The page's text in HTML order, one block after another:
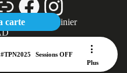
carteFacebook
Instagram
Bassin Minier
#TPN2025
Sessions OFF
Plus